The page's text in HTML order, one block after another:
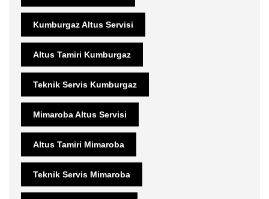
Kumburgaz Altus Servisi
Altus Tamiri Kumburgaz
Teknik Servis Kumburgaz
Mimaroba Altus Servisi
Altus Tamiri Mimaroba
Teknik Servis Mimaroba